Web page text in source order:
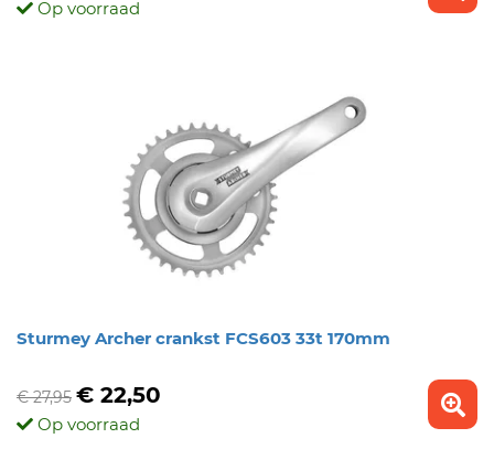
Op voorraad
Sturmey Archer crankst FCS603 33t 170mm
€ 27,95 € 22,50
Op voorraad